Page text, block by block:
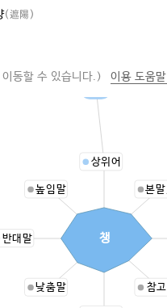
(遮陽)
동할 수 있습니다.) 이용 도움
상위어
본
참
낮춤말
반대말
높임말
챙